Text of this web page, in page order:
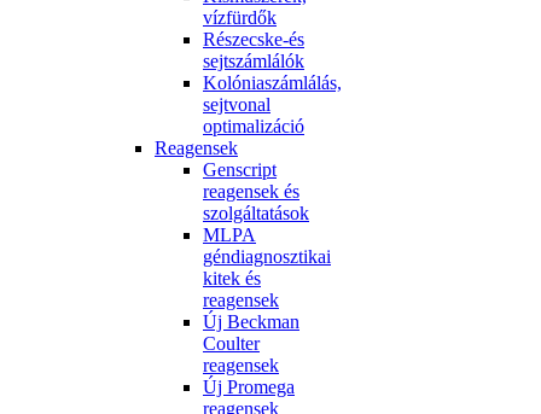
vízfürdők
Részecske-és
sejtszámlálók
Kolóniaszámlálás,
sejtvonal
optimalizáció
Reagensek
Genscript
reagensek és
szolgáltatások
MLPA
géndiagnosztikai
kitek és
reagensek
Új Beckman
Coulter
reagensek
Új Promega
reagensek